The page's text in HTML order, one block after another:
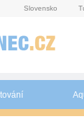
Slovensko